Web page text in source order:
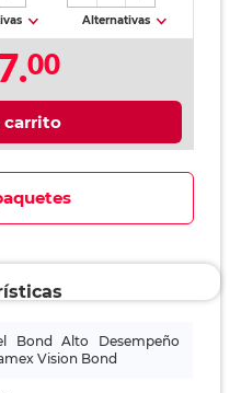
Alternativas
00
carrito
Bond Alto Desempeño
Vision Bond